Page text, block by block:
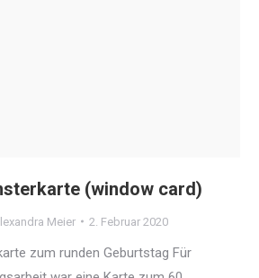
(window card)
Meier 2. Februar 2020
zum runden Geburtstag Für